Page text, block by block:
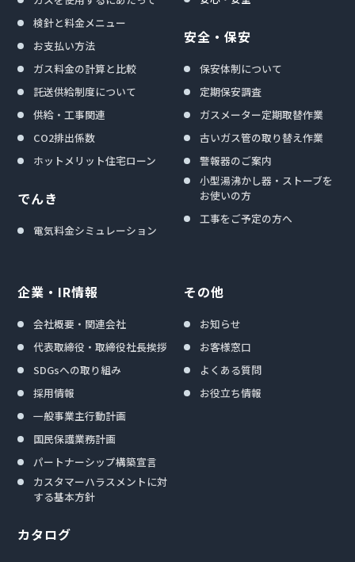
検針と料金メニュー
お支払い方法
ガス料金の計算と比較
託送供給制度について
供給・工事関連
CO2排出係数
ホットメリット住宅ローン
でんき
電気料金シミュレーション
安全・保安
保安体制について
定期保安調査
ガスメーター定期取替作業
古いガス管の取り替え作業
警報器のご案内
小型湯沸かし器・ストーブを
お使いの方
工事をご予定の方へ
企業・IR情報
会社概要・関連会社
代表取締役・取締役社長挨拶
SDGsへの取り組み
採用情報
一般事業主行動計画
国民保護業務計画
パートナーシップ構築宣言
カスタマーハラスメントに対
する基本方針
カタログ
その他
お知らせ
お客様窓口
よくある質問
お役立ち情報